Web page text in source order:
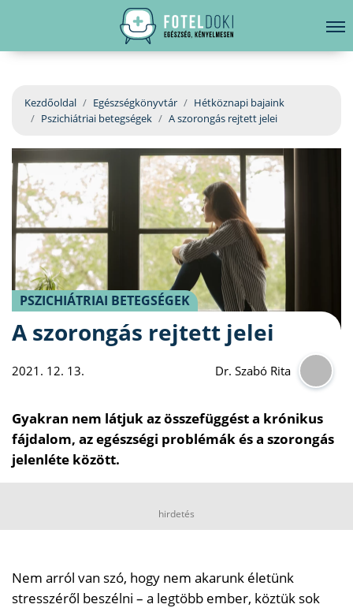
EGÉSZSÉGKÖNYVTÁR
BETEGSÉGKALAUZ
ÜGYELETKERESŐ
ORVOS VÁLASZOL
ORVOSKERESŐ
hirdetés
Kezdőoldal Egészségkönyvtár
Hétköznapi bajaink
Pszichiátriai betegségek
A szorongás rejtett jelei
PSZICHIÁTRIAI BETEGSÉGEK
A szorongás rejtett jelei
2021. 12. 13. Dr. Szabó Rita
Gyakran nem látjuk az összefüggést a krónikus
fájdalom, az egészségi problémák és a szorongás
jelenléte között.
hirdetés
Nem arról van szó, hogy nem akarunk életünk
stresszéről beszélni – a legtöbb ember, köztük sok